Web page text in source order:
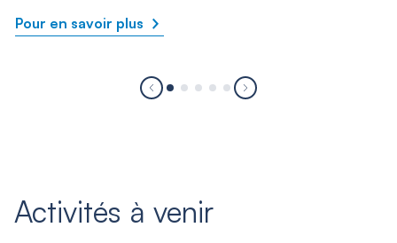
Pour en savoir plus
Activités à venir